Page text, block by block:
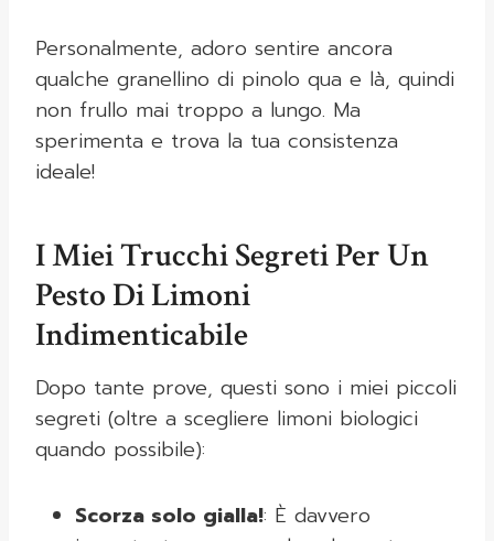
Personalmente, adoro sentire ancora
qualche granellino di pinolo qua e là, quindi
non frullo mai troppo a lungo. Ma
sperimenta e trova la tua consistenza
ideale!
I Miei Trucchi Segreti Per Un
Pesto Di Limoni
Indimenticabile
Dopo tante prove, questi sono i miei piccoli
segreti (oltre a scegliere limoni biologici
quando possibile):
Scorza solo gialla!: È davvero